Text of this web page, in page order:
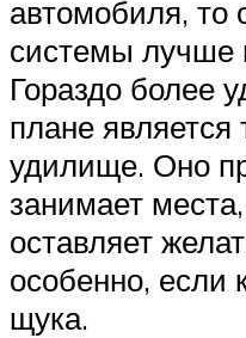
автомобиля, то
системы лучше
Гораздо более
плане является
удилище. Оно
занимает
оставляет
особенно, если
щука.